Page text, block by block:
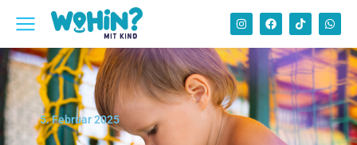
5. Februar 2025